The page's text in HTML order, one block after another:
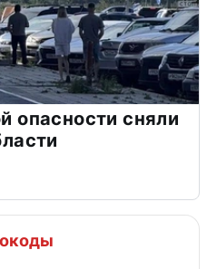
опасности сняли